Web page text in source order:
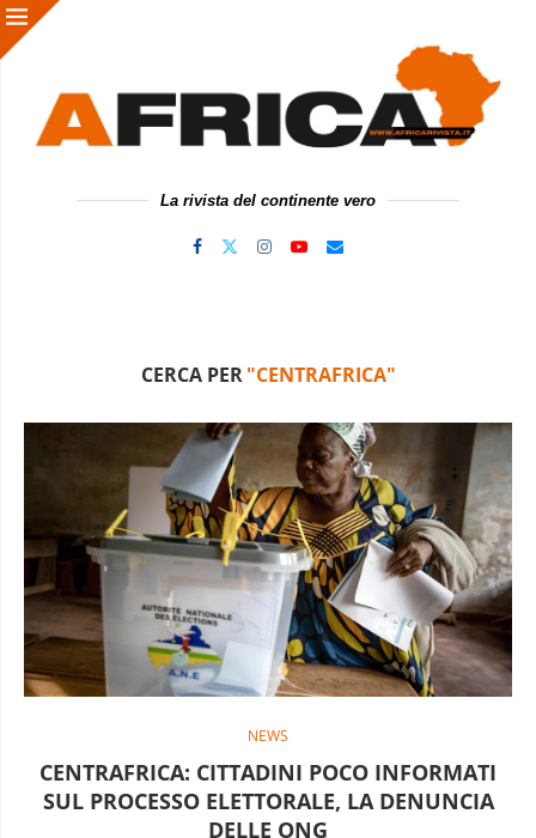
La rivista del continente vero
CERCA PER "CENTRAFRICA"
NEWS
CENTRAFRICA: CITTADINI POCO INFORMATI
SUL PROCESSO ELETTORALE, LA DENUNCIA
DELLE ONG